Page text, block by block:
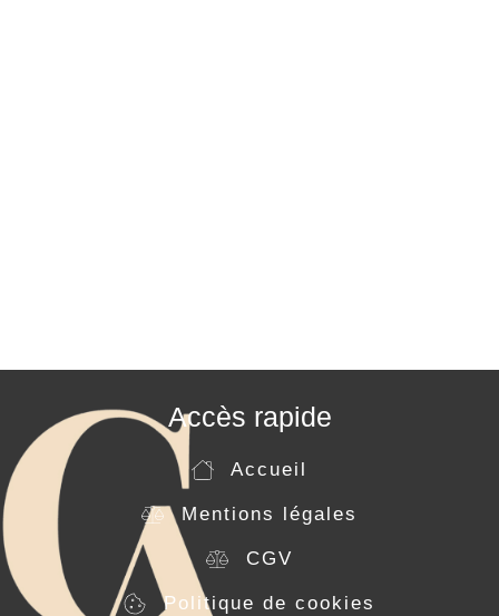
Accès rapide
Accueil
Mentions légales
CGV
Politique de cookies